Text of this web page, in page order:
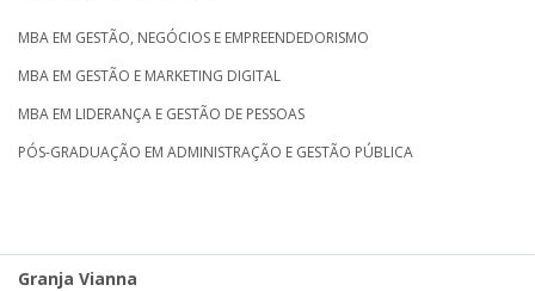
MBA EM GESTÃO, NEGÓCIOS E EMPREENDEDORISMO
MBA EM GESTÃO E MARKETING DIGITAL
MBA EM LIDERANÇA E GESTÃO DE PESSOAS
PÓS-GRADUAÇÃO EM ADMINISTRAÇÃO E GESTÃO PÚBLICA
Granja Vianna